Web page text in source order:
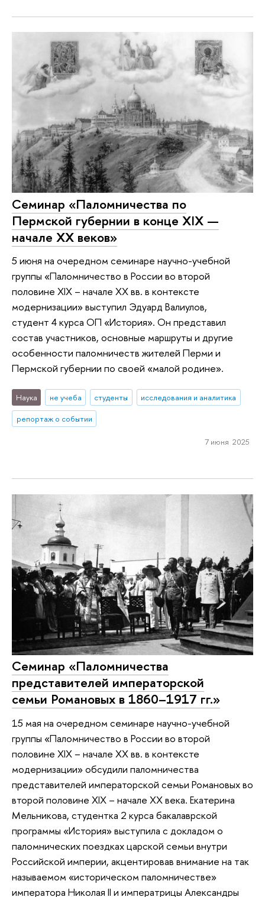
Семинар «Паломничества по
Пермской губернии в конце XIX —
начале XX веков»
5 июня на очередном семинаре научно-учебной
группы «Паломничество в России во второй
половине XIX – начале XX вв. в контексте
модернизации» выступил Эдуард Валиулов,
студент 4 курса ОП «История». Он представил
состав участников, основные маршруты и другие
особенности паломничеств жителей Перми и
Пермской губернии по своей «малой родине».
Наука не учеба студенты
исследования и аналитика
репортаж о событии
7 июня 2025
Семинар «Паломничества
представителей императорской
семьи Романовых в 1860–1917 гг.»
15 мая на очередном семинаре научно-учебной
группы «Паломничество в России во второй
половине XIX – начале XX вв. в контексте
модернизации» обсудили паломничества
представителей императорской семьи Романовых во
второй половине XIX – начале XX века. Екатерина
Мельникова, студентка 2 курса бакалаврской
программы «История» выступила с докладом о
паломнических поездках царской семьи внутри
Российской империи, акцентировав внимание на так
называемом «историческом паломничестве»
императора Николая II и императрицы Александры